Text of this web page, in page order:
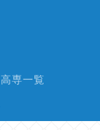
高専一覧